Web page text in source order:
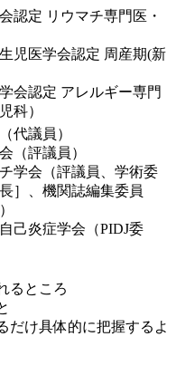
認定 リウマチ専門医・
児医学会認定 周産期(新
会認定 アレルギー専門
科）
代議員）
（評議員）
学会（評議員、学術委
］、機関誌編集委員
己炎症学会（PIDJ委
るところ
だけ具体的に把握するよ